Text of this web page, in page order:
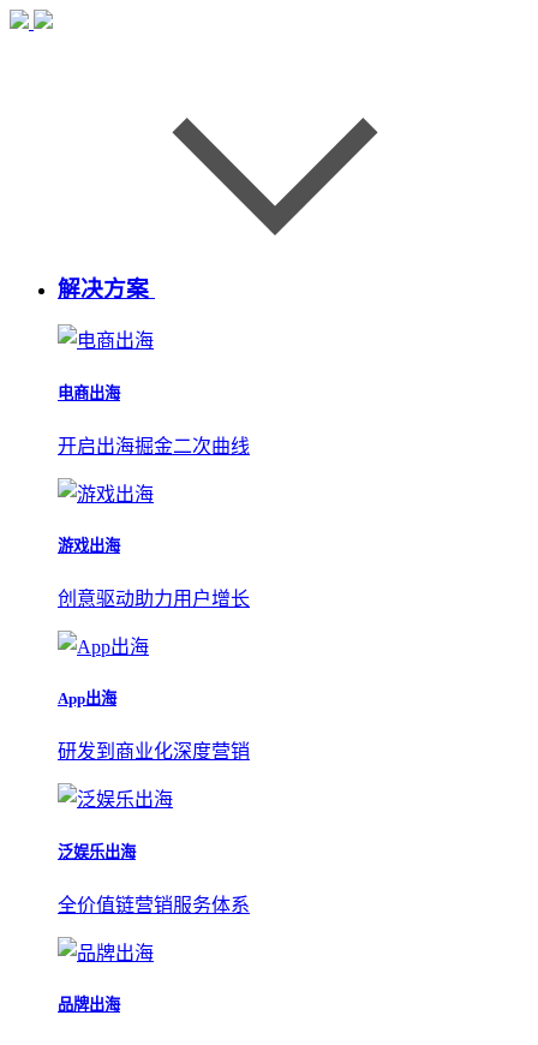
解决方案
电商出海
开启出海掘金二次曲线
游戏出海
创意驱动助力用户增长
App出海
研发到商业化深度营销
泛娱乐出海
全价值链营销服务体系
品牌出海